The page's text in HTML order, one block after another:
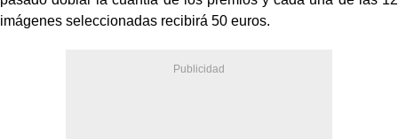
imágenes seleccionadas recibirá 50 euros.